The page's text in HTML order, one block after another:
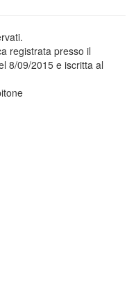
registrata presso il
8/09/2015 e iscritta al